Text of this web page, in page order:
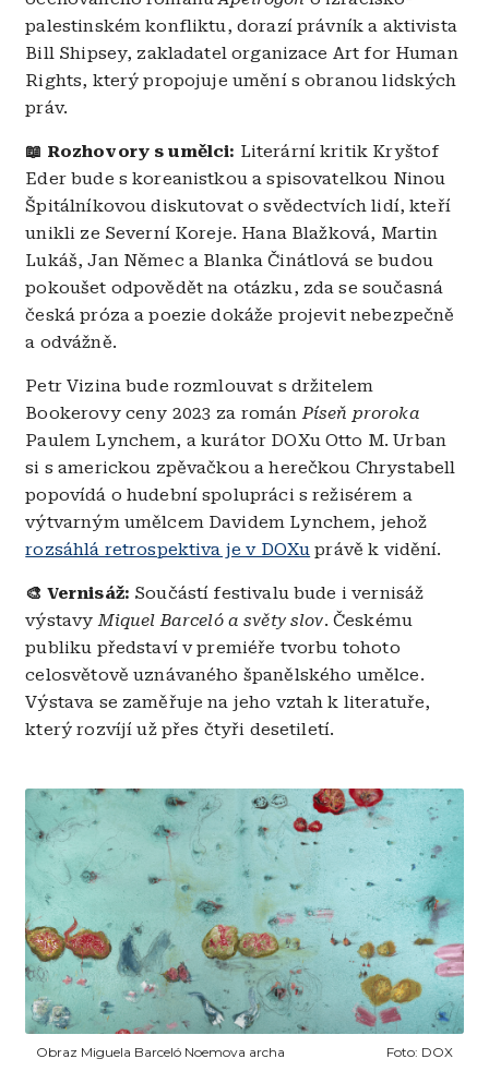
palestinském konfliktu, dorazí právník a aktivista
Bill Shipsey, zakladatel organizace Art for Human
Rights, který propojuje umění s obranou lidských
práv.
📖 Rozhovory s umělci: Literární kritik Kryštof
Eder bude s koreanistkou a spisovatelkou Ninou
Špitálníkovou diskutovat o svědectvích lidí, kteří
unikli ze Severní Koreje. Hana Blažková, Martin
Lukáš, Jan Němec a Blanka Činátlová se budou
pokoušet odpovědět na otázku, zda se současná
česká próza a poezie dokáže projevit nebezpečně
a odvážně.
Petr Vizina bude rozmlouvat s držitelem
Bookerovy ceny 2023 za románPíseň proroka
Paulem Lynchem, a kurátor DOXu Otto M. Urban
si s americkou zpěvačkou a herečkou Chrystabell
popovídá o hudební spolupráci s režisérem a
výtvarným umělcem Davidem Lynchem, jehož
rozsáhlá retrospektiva je v DOXu právě k vidění.
🎨 Vernisáž: Součástí festivalu bude i vernisáž
výstavy Miquel Barceló a světy slov. Českému
publiku představí v premiéře tvorbu tohoto
celosvětově uznávaného španělského umělce.
Výstava se zaměřuje na jeho vztah k literatuře,
který rozvíjí už přes čtyři desetiletí.
Obrázek
Obraz Miguela Barceló Noemova archa Foto: DOX